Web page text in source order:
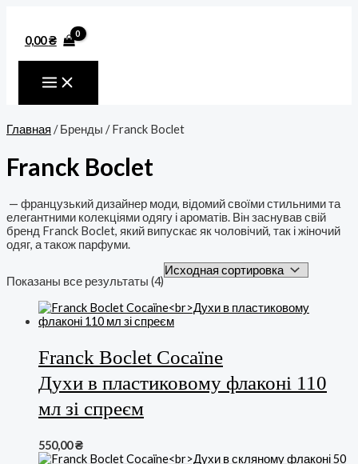
содержимому
0,00₴
Главная / Бренды / Franck Boclet
Franck Boclet
— французький дизайнер моди, відомий своїми стильними та
елегантними колекціями одягу і ароматів. Він заснував свій
бренд Franck Boclet, який випускає як чоловічий, так і жіночий
одяг, а також парфуми.
Показаны все результаты (4)
Franck Boclet Cocaïne
Духи в пластиковому флаконі 110
мл зі спреєм
550,00₴